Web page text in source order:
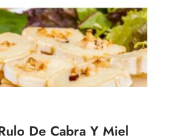
De Cabra Y Miel